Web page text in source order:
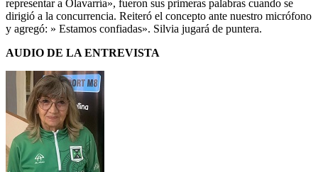
representar a Olavarría», fueron sus primeras palabras cuando se
dirigió a la concurrencia. Reiteró el concepto ante nuestro micrófono
y agregó: » Estamos confiadas». Silvia jugará de puntera.
AUDIO DE LA ENTREVISTA